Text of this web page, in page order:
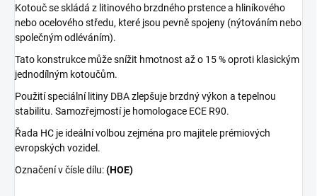
Kotouč se skládá z litinového brzdného prstence a hliníkového
nebo ocelového středu, které jsou pevně spojeny (nýtováním nebo
společným odléváním).
Tato konstrukce může snížit hmotnost až o 15 % oproti klasickým
jednodílným kotoučům.
Použití speciální litiny DBA zlepšuje brzdný výkon a tepelnou
stabilitu. Samozřejmostí je homologace ECE R90.
Řada HC je ideální volbou zejména pro majitele prémiových
evropských vozidel.
Označení v čísle dílu:(HOE)